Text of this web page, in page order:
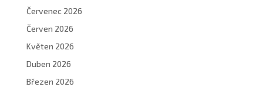
Červenec 2026
Červen 2026
Květen 2026
Duben 2026
Březen 2026